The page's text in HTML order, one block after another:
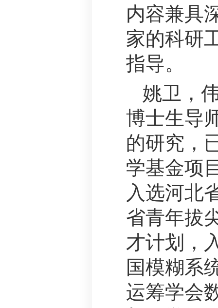
内容兼具
家的科研
指导。
姚卫，
博士生导
的研究，
学基金项
入选河北
省青年拔
才计划，
国模糊系
运筹学会